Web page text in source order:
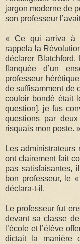
jargon moderne de
son professeur
« Ce qui arriva à
rappela la
déclarer
flanquée d’un
professeur
de suffisamment de
couloir bondé était
question], je fus
questions par
risquais mon poste.
Les
ont clairement fait
pas satisfaisantes,
bon professeur, le
déclara-t-il.
Le professeur fut
devant sa classe
l’école et l’élève
dictait la manière